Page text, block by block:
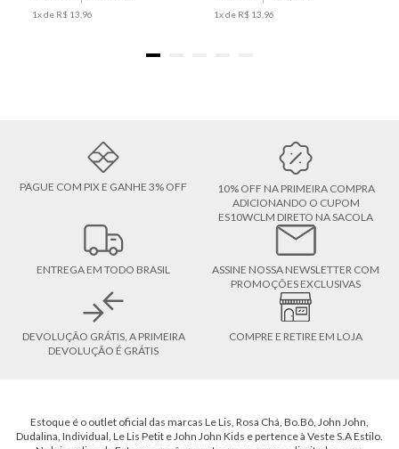
1x de R$ 13 96 1x de R$ 13 96
PAGUE COM PIX E GANHE 3% OFF
10% OFF NA PRIMEIRA COMPRA
ADICIONANDO O CUPOM
ES10WCLM DIRETO NA SACOLA
ENTREGA EM TODO BRASIL
ASSINE NOSSA NEWSLETTER COM
PROMOÇÕES EXCLUSIVAS
DEVOLUÇÃO GRÁTIS, A PRIMEIRA
DEVOLUÇÃO É GRÁTIS
COMPRE E RETIRE EM LOJA
Estoque é o outlet oficial das marcas Le Lis, Rosa Chá, Bo.Bô, John John,
Dudalina, Individual, Le Lis Petit e John John Kids e pertence à Veste S.A Estilo.